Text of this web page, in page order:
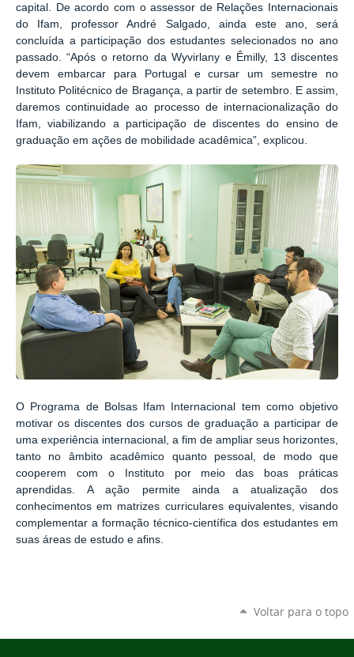
capital. De acordo com o assessor de Relações Internacionais
do Ifam, professor André Salgado, ainda este ano, será
concluída a participação dos estudantes selecionados no ano
passado. “Após o retorno da Wyvirlany e Êmilly, 13 discentes
devem embarcar para Portugal e cursar um semestre no
Instituto Politécnico de Bragança, a partir de setembro. E assim,
daremos continuidade ao processo de internacionalização do
Ifam, viabilizando a participação de discentes do ensino de
graduação em ações de mobilidade acadêmica”, explicou.
O Programa de Bolsas Ifam Internacional tem como objetivo
motivar os discentes dos cursos de graduação a participar de
uma experiência internacional, a fim de ampliar seus horizontes,
tanto no âmbito acadêmico quanto pessoal, de modo que
cooperem com o Instituto por meio das boas práticas
aprendidas. A ação permite ainda a atualização dos
conhecimentos em matrizes curriculares equivalentes, visando
complementar a formação técnico-científica dos estudantes em
suas áreas de estudo e afins.
Voltar para o topo